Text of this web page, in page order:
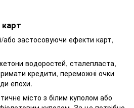
карт
або застосовуючи ефекти карт,
водоростей, сталепласта,
кредити, переможні очки
епохи.
місто з білим куполом або